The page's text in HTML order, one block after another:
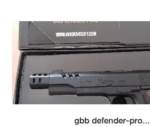
gbb defender-pro...